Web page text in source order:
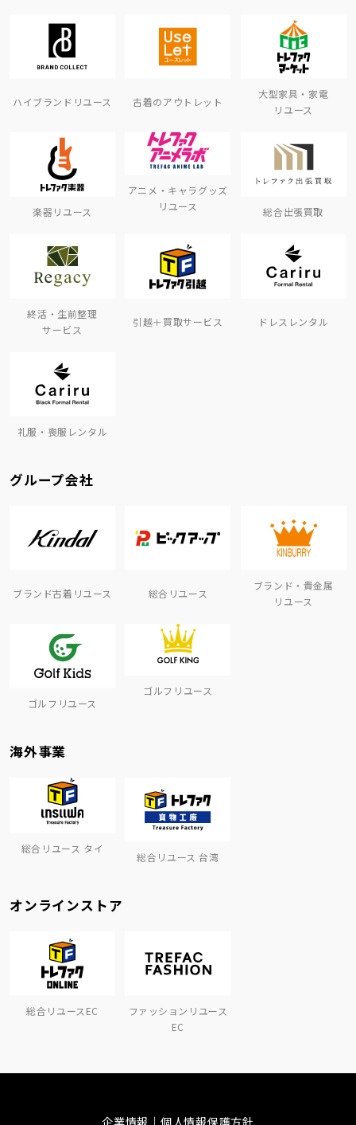
ハイブランドリユース 古着のアウトレット
大型家具・家電
リユース
楽器リユース
アニメ・キャラグッズ
リユース
総合出張買取
終活・生前整理
サービス
引越＋買取サービス ドレスレンタル
礼服・喪服レンタル
グループ会社
ブランド古着リユース 総合リユース
ブランド・貴金属
リユース
ゴルフリユース
ゴルフリユース
海外事業
総合リユース タイ
総合リユース 台湾
オンラインストア
総合リユースEC
ファッションリユース
EC
企業情報 個人情報保護方針